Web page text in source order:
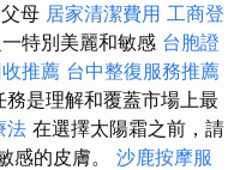
母 居家清潔費用 工商登
特別美麗和敏感 台胞證
推薦 台中整復服務推薦
務是理解和覆蓋市場上最
法 在選擇太陽霜之前，請
感的皮膚。 沙鹿按摩服